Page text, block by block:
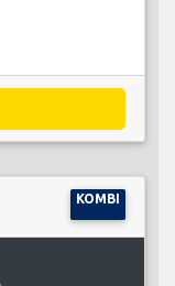
KOMBI